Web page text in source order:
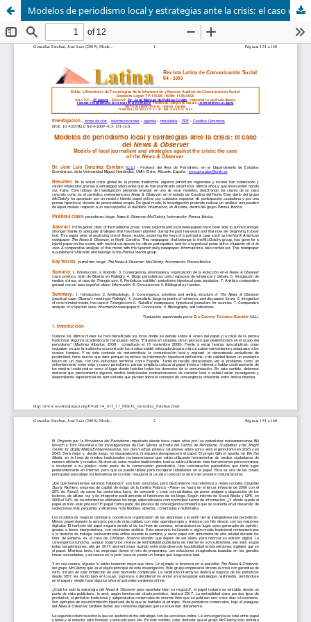
Modelos de periodismo local y estrategias ante la crisis: el caso del News & Observer